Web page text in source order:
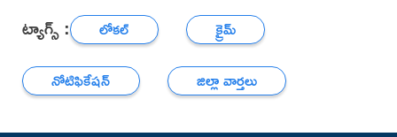
ట్యాగ్స్ : లోకల్
క్రైమ్
నోటిఫికేషన్
జిల్లా వార్తలు